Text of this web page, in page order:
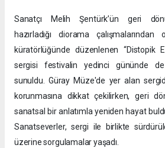
Sanatçı Melih Şentürk’ün geri
hazırladığı diorama
küratörlüğünde düzenlenen “Distopik
sergisi festivalin yedinci gününde
sunuldu. Güray Müze'de yer alan
korunmasına dikkat çekilirken, geri
sanatsal bir anlatımla yeniden hayat
Sanatseverler, sergi ile birlikte
üzerine sorgulamalar yaşadı.